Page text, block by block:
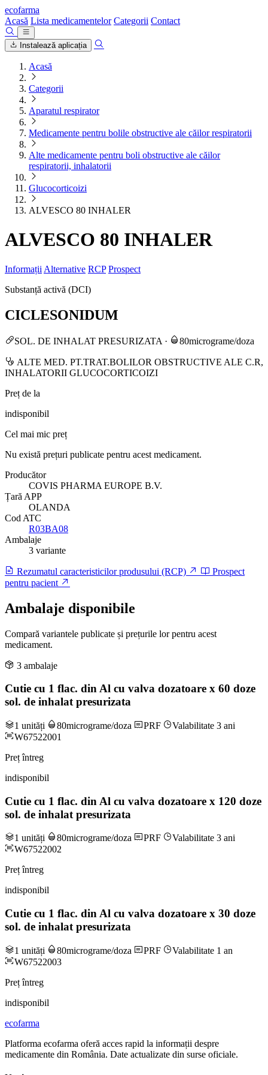
ecofarma
Acasă Lista medicamentelor Categorii Contact
Instalează aplicația
Acasă
Categorii
Aparatul respirator
Medicamente pentru bolile obstructive ale căilor respiratorii
Alte medicamente pentru boli obstructive ale căilor
respiratorii, inhalatorii
Glucocorticoizi
ALVESCO 80 INHALER
ALVESCO 80 INHALER
Informații Alternative RCP Prospect
Substanță activă (DCI)
CICLESONIDUM
SOL. DE INHALAT PRESURIZATA · 80micrograme/doza
ALTE MED. PT.TRAT.BOLILOR OBSTRUCTIVE ALE C.R,
INHALATORII GLUCOCORTICOIZI
Preț de la
indisponibil
Cel mai mic preț
Nu există prețuri publicate pentru acest medicament.
Producător
COVIS PHARMA EUROPE B.V.
Țară APP
OLANDA
Cod ATC
R03BA08
Ambalaje
3 variante
Rezumatul caracteristicilor produsului (RCP)
Prospect
pentru pacient
Ambalaje disponibile
Compară variantele publicate și prețurile lor pentru acest
medicament.
3 ambalaje
Cutie cu 1 flac. din Al cu valva dozatoare x 60 doze
sol. de inhalat presurizata
1 unități 80micrograme/doza PRF
Valabilitate 3 ani
W67522001
Preț întreg
indisponibil
Cutie cu 1 flac. din Al cu valva dozatoare x 120 doze
sol. de inhalat presurizata
1 unități 80micrograme/doza PRF
Valabilitate 3 ani
W67522002
Preț întreg
indisponibil
Cutie cu 1 flac. din Al cu valva dozatoare x 30 doze
sol. de inhalat presurizata
1 unități 80micrograme/doza PRF
Valabilitate 1 an
W67522003
Preț întreg
indisponibil
ecofarma
Platforma ecofarma oferă acces rapid la informații despre
medicamente din România. Date actualizate din surse oficiale.